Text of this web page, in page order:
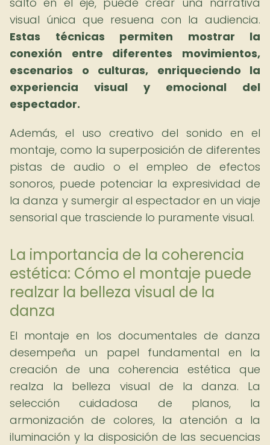
visual única que resuena con la audiencia.
Estas técnicas permiten mostrar la
conexión entre diferentes movimientos,
escenarios o culturas, enriqueciendo la
experiencia visual y emocional del
espectador.
Además, el uso creativo del sonido en el
montaje, como la superposición de diferentes
pistas de audio o el empleo de efectos
sonoros, puede potenciar la expresividad de
la danza y sumergir al espectador en un viaje
sensorial que trasciende lo puramente visual.
La importancia de la coherencia
estética: Cómo el montaje puede
realzar la belleza visual de la
danza
El montaje en los documentales de danza
desempeña un papel fundamental en la
creación de una coherencia estética que
realza la belleza visual de la danza. La
selección cuidadosa de planos, la
armonización de colores, la atención a la
iluminación y la disposición de las secuencias